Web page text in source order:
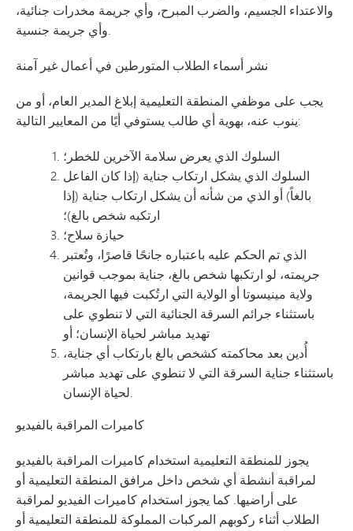
والاعتداء الجسيم، والضرب المبرح، وأي جريمة مخدرات جنائية،
وأي جريمة جنسية.
نشر أسماء الطلاب المتورطين في أعمال غير آمنة
يجب على موظفي المنطقة التعليمية إبلاغ المدير العام، أو من
ينوب عنه، بهوية أي طالب يستوفي أيًا من المعايير التالية:
السلوك الذي يعرض سلامة الآخرين للخطر؛
السلوك الذي يشكل ارتكاب جناية (إذا كان الفاعل
بالغاً) أو الذي من شأنه أن يشكل ارتكاب جناية (إذا
ارتكبه شخص بالغ)؛
حيازة سلاح؛
الذي تم الحكم عليه باعتباره جانحًا قاصرًا، وتُعتبر
جريمته، لو ارتكبها شخص بالغ، جناية بموجب قوانين
ولاية مينيسوتا أو الولاية التي ارتُكبت فيها الجريمة،
باستثناء جرائم السرقة الجنائية التي لا تنطوي على
تهديد مباشر لحياة الإنسان؛ أو
أُدين بعد محاكمته كشخص بالغ بارتكاب أي جناية،
باستثناء جناية السرقة التي لا تنطوي على تهديد مباشر
لحياة الإنسان.
كاميرات المراقبة بالفيديو
يجوز للمنطقة التعليمية استخدام كاميرات المراقبة بالفيديو
لمراقبة أنشطة أي شخص داخل مرافق المنطقة التعليمية أو
على أراضيها. كما يجوز استخدام كاميرات الفيديو لمراقبة
الطلاب أثناء ركوبهم المركبات المملوكة للمنطقة التعليمية أو